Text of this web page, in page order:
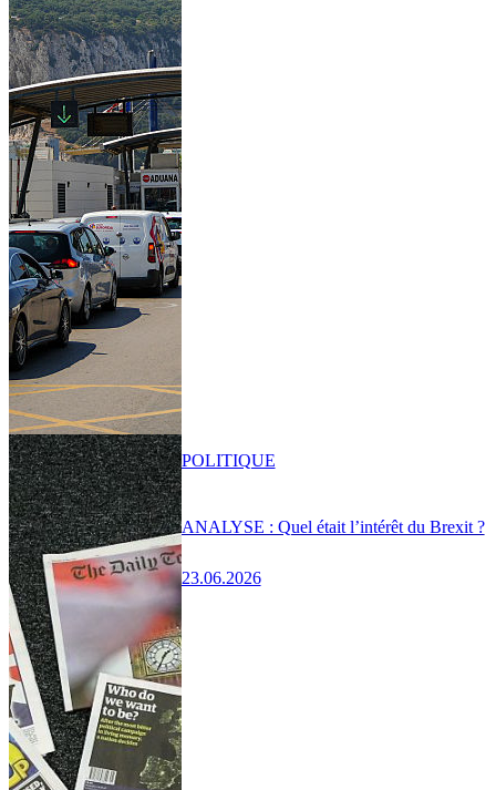
ANALYSE : Quel était l’intérêt du Brexit ?
23.06.2026
POLITIQUE